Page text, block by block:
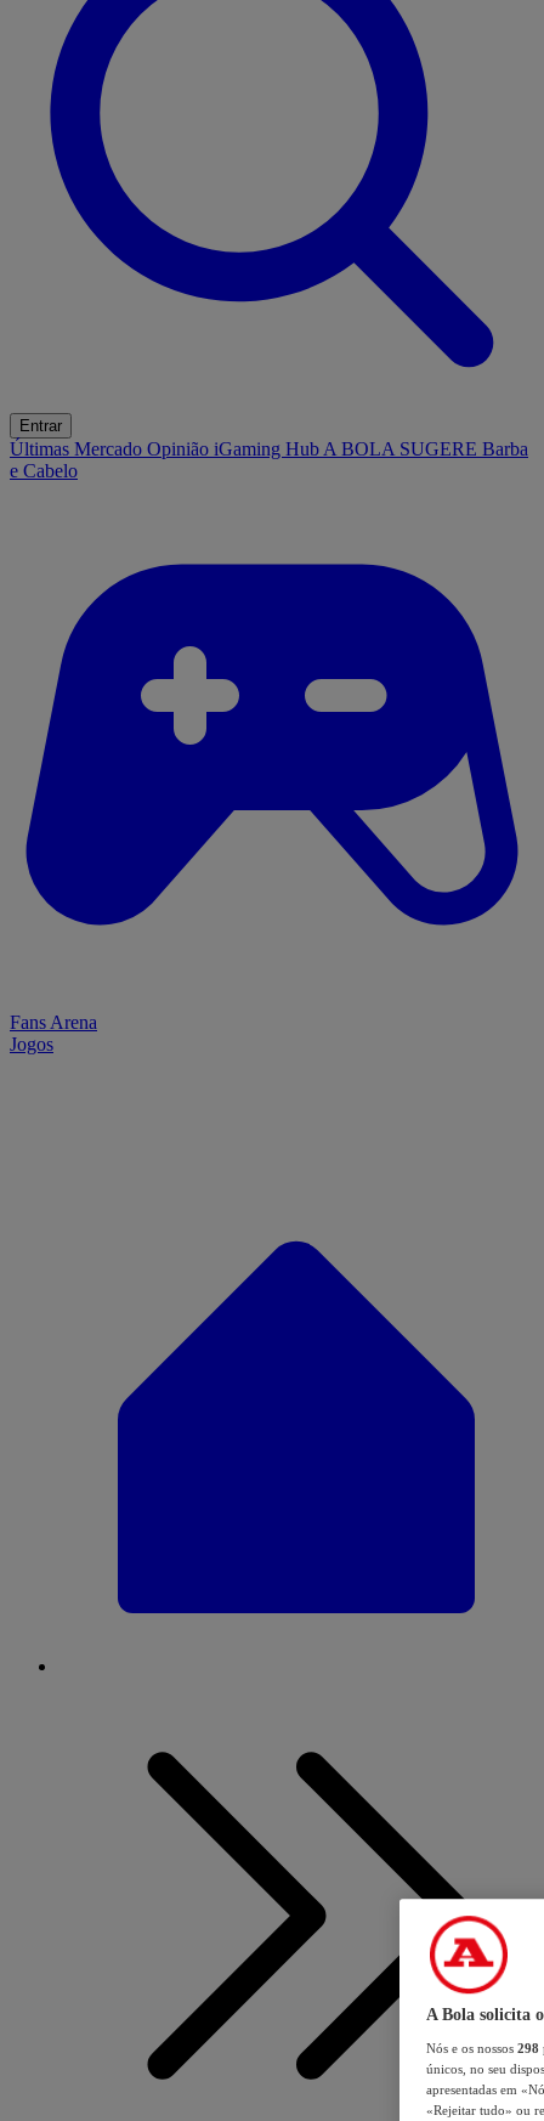
Entrar
Últimas Mercado Opinião iGaming Hub A BOLA SUGERE Barba
e Cabelo
Fans Arena
Jogos
A Bola solicita
Nós e os nossos 298
únicos, no seu
apresentadas em
«Rejeitar tudo» ou